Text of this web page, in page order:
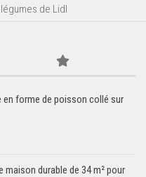
de Lidl
en forme de poisson collé sur
maison durable de 34 m² pour